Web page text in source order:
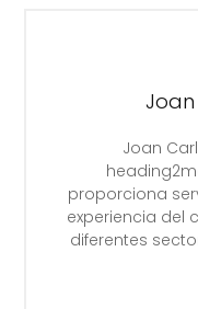
Joan
proporciona
experiencia del
diferentes